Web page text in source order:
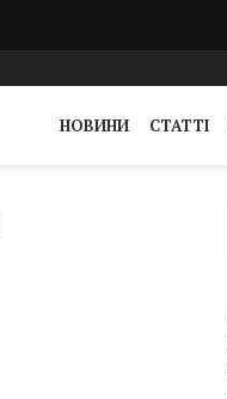
НОВИНИ СТАТТІ